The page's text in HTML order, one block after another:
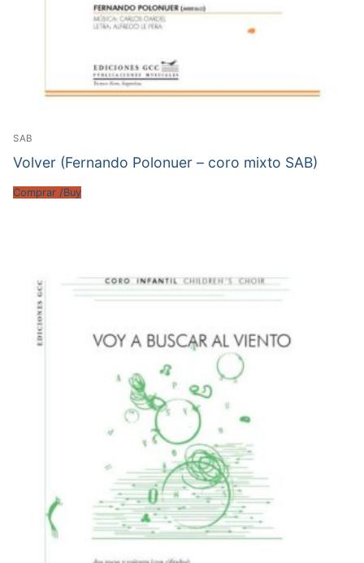
SAB
Volver (Fernando Polonuer – coro mixto SAB)
Comprar /Buy